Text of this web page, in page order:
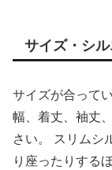
サイズ・シル
サイズが合って
幅、着丈、袖丈
さい。 スリムシ
り座ったりする